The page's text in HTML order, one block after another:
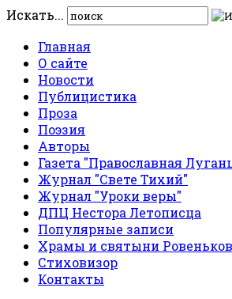
Искать...
Главная
О сайте
Новости
Публицистика
Проза
Поэзия
Авторы
Газета "Православная
Журнал "Свете Тихий"
Журнал "Уроки веры"
ДПЦ Нестора Летописца
Популярные записи
Храмы и святыни
Стиховизор
Контакты